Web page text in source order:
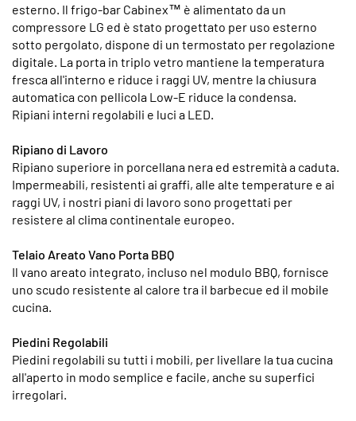
esterno. Il frigo-bar Cabinex™ è alimentato da un
compressore LG ed è stato progettato per uso esterno
sotto pergolato, dispone di un termostato per regolazione
digitale. La porta in triplo vetro mantiene la temperatura
fresca all'interno e riduce i raggi UV, mentre la chiusura
automatica con pellicola Low-E riduce la condensa.
Ripiani interni regolabili e luci a LED.
Ripiano di Lavoro
Ripiano superiore in porcellana nera ed estremità a caduta.
Impermeabili, resistenti ai graffi, alle alte temperature e ai
raggi UV, i nostri piani di lavoro sono progettati per
resistere al clima continentale europeo.
Telaio Areato Vano Porta BBQ
Il vano areato integrato, incluso nel modulo BBQ, fornisce
uno scudo resistente al calore tra il barbecue ed il mobile
cucina.
Piedini Regolabili
Piedini regolabili su tutti i mobili, per livellare la tua cucina
all'aperto in modo semplice e facile, anche su superfici
irregolari.